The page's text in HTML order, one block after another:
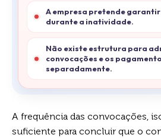
A empresa pretende
durante a inatividade.
Não existe estrutura para
convocações e os
separadamente.
A frequência das convocações,
suficiente para concluir que o